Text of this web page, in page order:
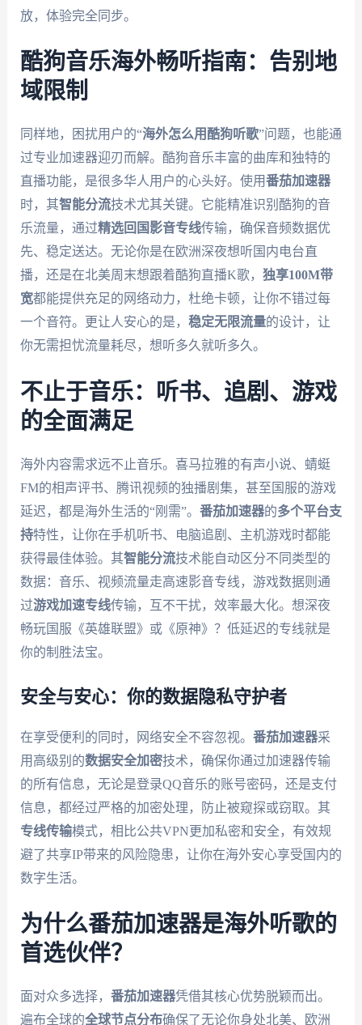
放，体验完全同步。
酷狗音乐海外畅听指南：告别地
域限制
同样地，困扰用户的“海外怎么用酷狗听歌”问题，也能通
过专业加速器迎刃而解。酷狗音乐丰富的曲库和独特的
直播功能，是很多华人用户的心头好。使用番茄加速器
时，其智能分流技术尤其关键。它能精准识别酷狗的音
乐流量，通过精选回国影音专线传输，确保音频数据优
先、稳定送达。无论你是在欧洲深夜想听国内电台直
播，还是在北美周末想跟着酷狗直播K歌， 独享100M带
宽都能提供充足的网络动力，杜绝卡顿，让你不错过每
一个音符。更让人安心的是， 稳定无限流量的设计，让
你无需担忧流量耗尽，想听多久就听多久。
不止于音乐：听书、追剧、游戏
的全面满足
海外内容需求远不止音乐。喜马拉雅的有声小说、蜻蜓
FM的相声评书、腾讯视频的独播剧集，甚至国服的游戏
延迟，都是海外生活的“刚需”。 番茄加速器的多个平台支
持特性，让你在手机听书、电脑追剧、主机游戏时都能
获得最佳体验。其智能分流技术能自动区分不同类型的
数据：音乐、视频流量走高速影音专线，游戏数据则通
过游戏加速专线传输，互不干扰，效率最大化。想深夜
畅玩国服《英雄联盟》或《原神》？低延迟的专线就是
你的制胜法宝。
安全与安心：你的数据隐私守护者
在享受便利的同时，网络安全不容忽视。 番茄加速器采
用高级别的数据安全加密技术，确保你通过加速器传输
的所有信息，无论是登录QQ音乐的账号密码，还是支付
信息，都经过严格的加密处理，防止被窥探或窃取。其
专线传输模式，相比公共VPN更加私密和安全，有效规
避了共享IP带来的风险隐患，让你在海外安心享受国内的
数字生活。
为什么番茄加速器是海外听歌的
首选伙伴？
面对众多选择， 番茄加速器凭借其核心优势脱颖而出。
遍布全球的全球节点分布确保了无论你身处北美、欧洲